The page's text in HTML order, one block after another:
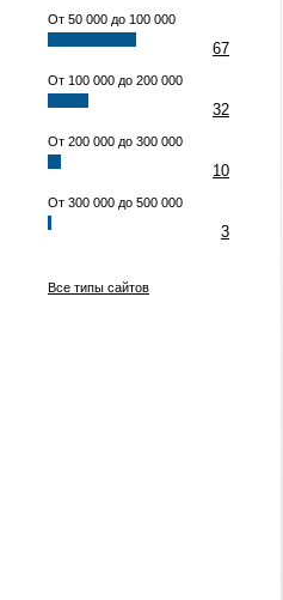
От 50 000 до 100 000
67
От 100 000 до 200 000
32
От 200 000 до 300 000
10
От 300 000 до 500 000
3
Все типы сайтов